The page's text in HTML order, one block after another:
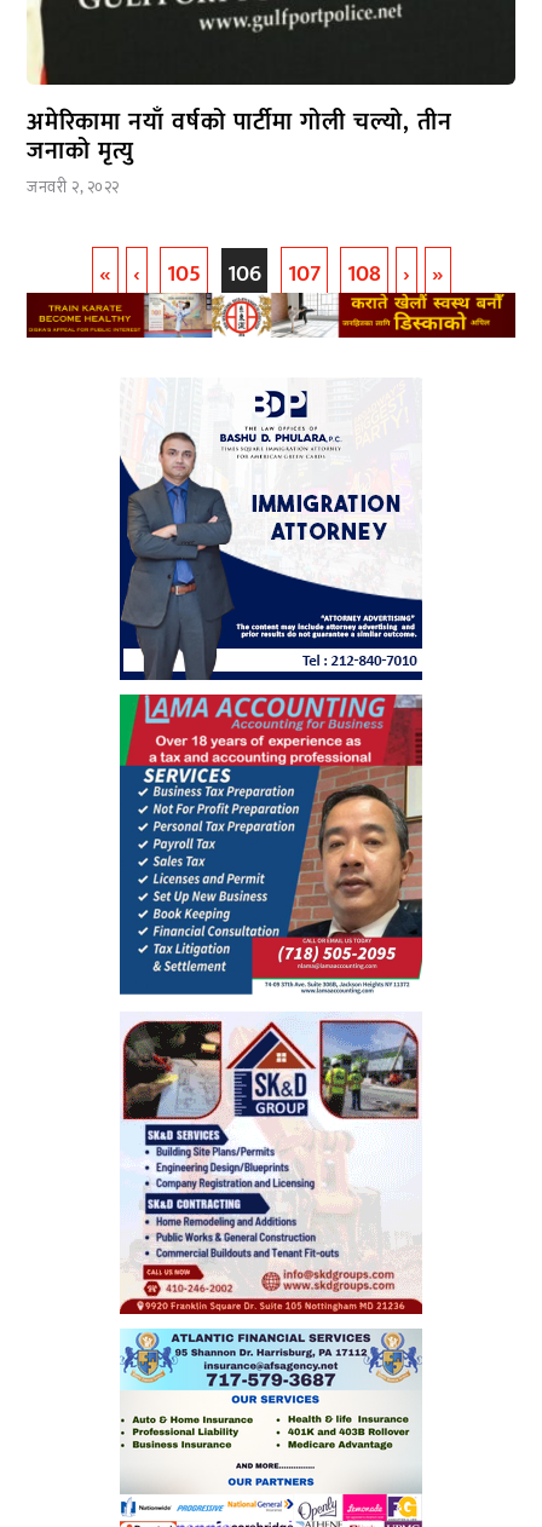
जनवरी २, २०२२
अमेरिकामा नयाँ वर्षको पार्टीमा गोली चल्यो, तीन
जनाको मृत्यु
« ‹ 105 106 107 108 › »